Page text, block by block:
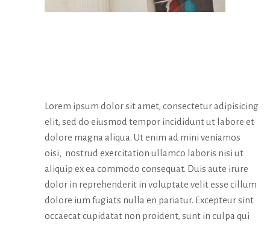
Lorem ipsum dolor sit amet, consectetur adipisicing
elit, sed do eiusmod tempor incididunt ut labore et
dolore magna aliqua. Ut enim ad mini veniamos
oisi, nostrud exercitation ullamco laboris nisi ut
aliquip ex ea commodo consequat. Duis aute irure
dolor in reprehenderit in voluptate velit esse cillum
dolore ium fugiats nulla en pariatur. Excepteur sint
occaecat cupidatat non proident, sunt in culpa qui